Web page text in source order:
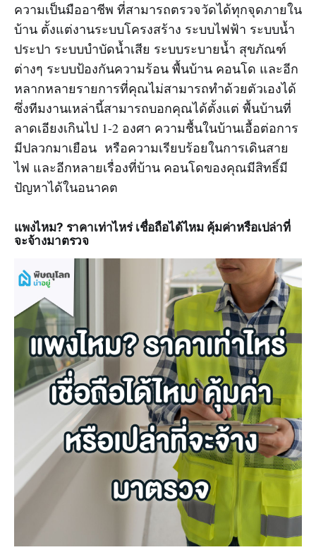
ความเป็นมืออาชีพ ที่สามารถตรวจวัดได้ทุกจุดภายใน
บ้าน ตั้งแต่งานระบบโครงสร้าง ระบบไฟฟ้า ระบบน้ำ
ประปา ระบบบำบัดน้ำเสีย ระบบระบายน้ำ สุขภัณฑ์
ต่างๆ ระบบป้องกันความร้อน พื้นบ้าน คอนโด และอีก
หลากหลายรายการที่คุณไม่สามารถทำด้วยตัวเองได้
ซึ่งทีมงานเหล่านี้สามารถบอกคุณได้ตั้งแต่ พื้นบ้านที่
ลาดเอียงเกินไป 1-2 องศา ความชื้นในบ้านเอื้อต่อการ
มีปลวกมาเยือน หรือความเรียบร้อยในการเดินสาย
ไฟ และอีกหลายเรื่องที่บ้าน คอนโดของคุณมีสิทธิ์มี
ปัญหาได้ในอนาคต
แพงไหม? ราคาเท่าไหร่ เชื่อถือได้ไหม คุ้มค่าหรือเปล่าที่
จะจ้างมาตรวจ